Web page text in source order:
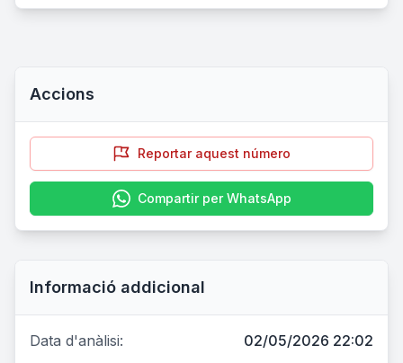
Accions
Reportar aquest número
Compartir per WhatsApp
Informació addicional
Data d'anàlisi:
02/05/2026 22:02